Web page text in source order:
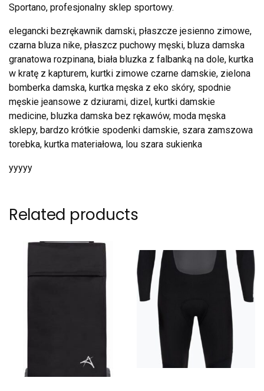
Sportano, profesjonalny sklep sportowy.
elegancki bezrękawnik damski, płaszcze jesienno zimowe,
czarna bluza nike, płaszcz puchowy męski, bluza damska
granatowa rozpinana, biała bluzka z falbanką na dole, kurtka
w kratę z kapturem, kurtki zimowe czarne damskie, zielona
bomberka damska, kurtka męska z eko skóry, spodnie
męskie jeansowe z dziurami, dizel, kurtki damskie
medicine, bluzka damska bez rękawów, moda męska
sklepy, bardzo krótkie spodenki damskie, szara zamszowa
torebka, kurtka materiałowa, lou szara sukienka
yyyyy
Related products